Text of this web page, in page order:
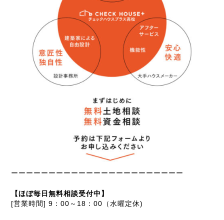
ーーーーーーーーーーーーーーーーーーーーーーー
【ほぼ毎日無料相談受付中】
[営業時間] 9：00～18：00（水曜定休)